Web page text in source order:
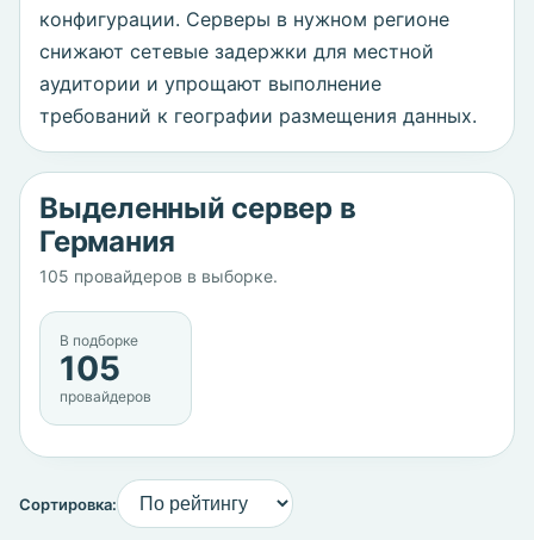
конфигурации. Серверы в нужном регионе
снижают сетевые задержки для местной
аудитории и упрощают выполнение
требований к географии размещения данных.
Выделенный сервер в
Германия
105 провайдеров в выборке.
В подборке
105
провайдеров
Сортировка: